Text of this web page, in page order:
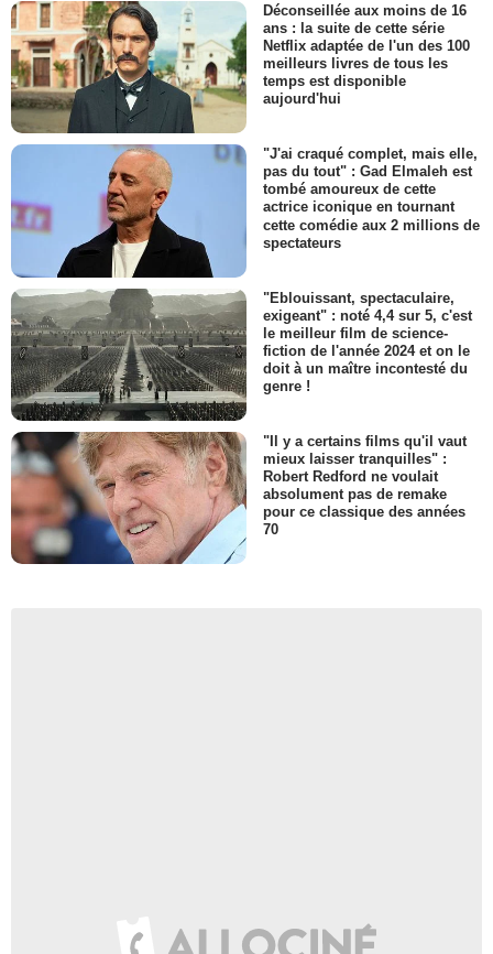
Déconseillée aux moins de 16
ans : la suite de cette série
Netflix adaptée de l'un des 100
meilleurs livres de tous les
temps est disponible
aujourd'hui
"J'ai craqué complet, mais elle,
pas du tout" : Gad Elmaleh est
tombé amoureux de cette
actrice iconique en tournant
cette comédie aux 2 millions de
spectateurs
"Eblouissant, spectaculaire,
exigeant" : noté 4,4 sur 5, c'est
le meilleur film de science-
fiction de l'année 2024 et on le
doit à un maître incontesté du
genre !
"Il y a certains films qu'il vaut
mieux laisser tranquilles" :
Robert Redford ne voulait
absolument pas de remake
pour ce classique des années
70